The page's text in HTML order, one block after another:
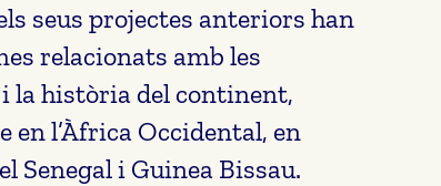
seus projectes anteriors han
relacionats amb les
la història del continent,
en l’Àfrica Occidental, en
Senegal i Guinea Bissau.